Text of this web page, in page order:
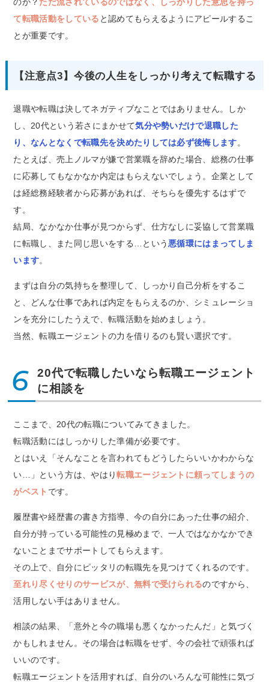
のか？ ただ流されているのではなく、しっかりした意思を持っ
て転職活動をしている と認めてもらえるようにアピールするこ
とが重要です。
【注意点3】今後の人生をしっかり考えて転職する
退職や転職は決してネガティブなことではありません。しか
し、20代という若さにまかせて気分や勢いだけで退職した
り、なんとなくで転職先を決めたりしては必ず後悔します。
たとえば、売上ノルマが嫌で営業職を辞めた場合、総務の仕事
に応募してもなかなか内定はもらえないでしょう。企業として
は経総務経験者から応募があれば、そちらを優先するはずで
す。
結局、なかなか仕事が見つからず、仕方なしに妥協して営業職
に転職し、また同じ思いをする…という悪循環にはまってしま
います。
まずは自分の気持ちを整理して、しっかり自己分析をするこ
と、どんな仕事であれば内定をもらえるのか、シミュレーショ
ンを充分にしたうえで、転職活動を始めましょう。
当然、転職エージェントの力を借りるのも賢い選択です。
6
20代で転職したいなら転職エージェント
に相談を
ここまで、20代の転職についてみてきました。
転職活動にはしっかりした準備が必要です。
とはいえ「そんなことを言われてもどうしたらいいかわからな
い…」という方は、やはり転職エージェントに頼ってしまうの
がベスト です。
履歴書や経歴書の書き方指導、今の自分にあった仕事の紹介、
自分が持っている可能性の見極めまで、一人ではなかなかでき
ないことまでサポートしてもらえます。
その上で、自分にピッタリの転職先を見つけてくれるのです。
至れり尽くせりのサービスが、無料で受けられるのですから、
活用しない手はありません。
相談の結果、「意外と今の職場も悪くなかったんだ」と気づく
かもしれません。その場合は転職をせず、今の会社で頑張れば
いいのです。
転職エージェントを活用すれば、自分のいろんな可能性に気づ